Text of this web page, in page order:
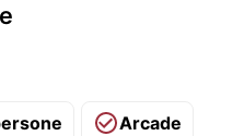
Arcade